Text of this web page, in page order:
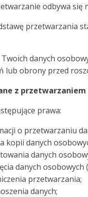
odbywa się
przetwarzania
danych
lub obrony przed
z przetwarzaniem
prawa:
o przetwarzaniu
kopii danych
danych
danych osobowych
przetwarzania;
danych;